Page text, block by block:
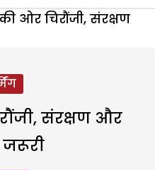
ओर चिरौंजी, संरक्षण
संरक्षण और